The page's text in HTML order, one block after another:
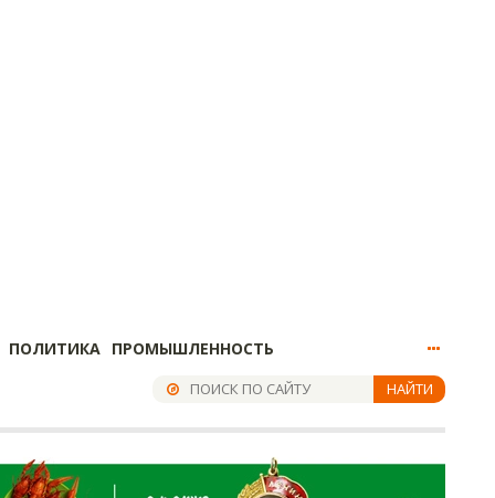
ПОЛИТИКА ПРОМЫШЛЕННОСТЬ
НАЙТИ